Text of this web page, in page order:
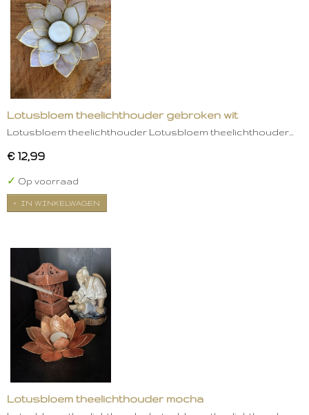
Lotusbloem theelichthouder gebroken wit
Lotusbloem theelichthouder Lotusbloem theelichthouder…
€ 12,99
✓ Op voorraad
IN WINKELWAGEN
Lotusbloem theelichthouder mocha